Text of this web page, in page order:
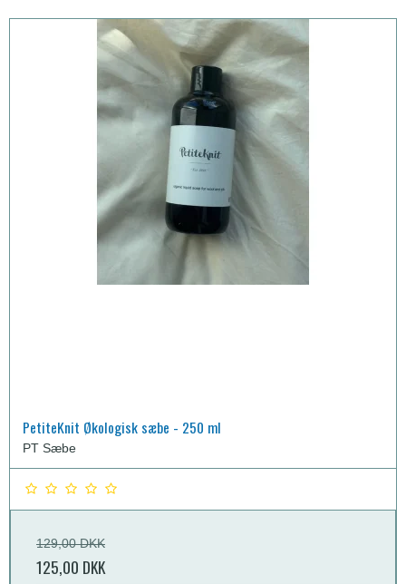
PetiteKnit Økologisk sæbe - 250 ml
PT Sæbe
129,00 DKK
125,00 DKK